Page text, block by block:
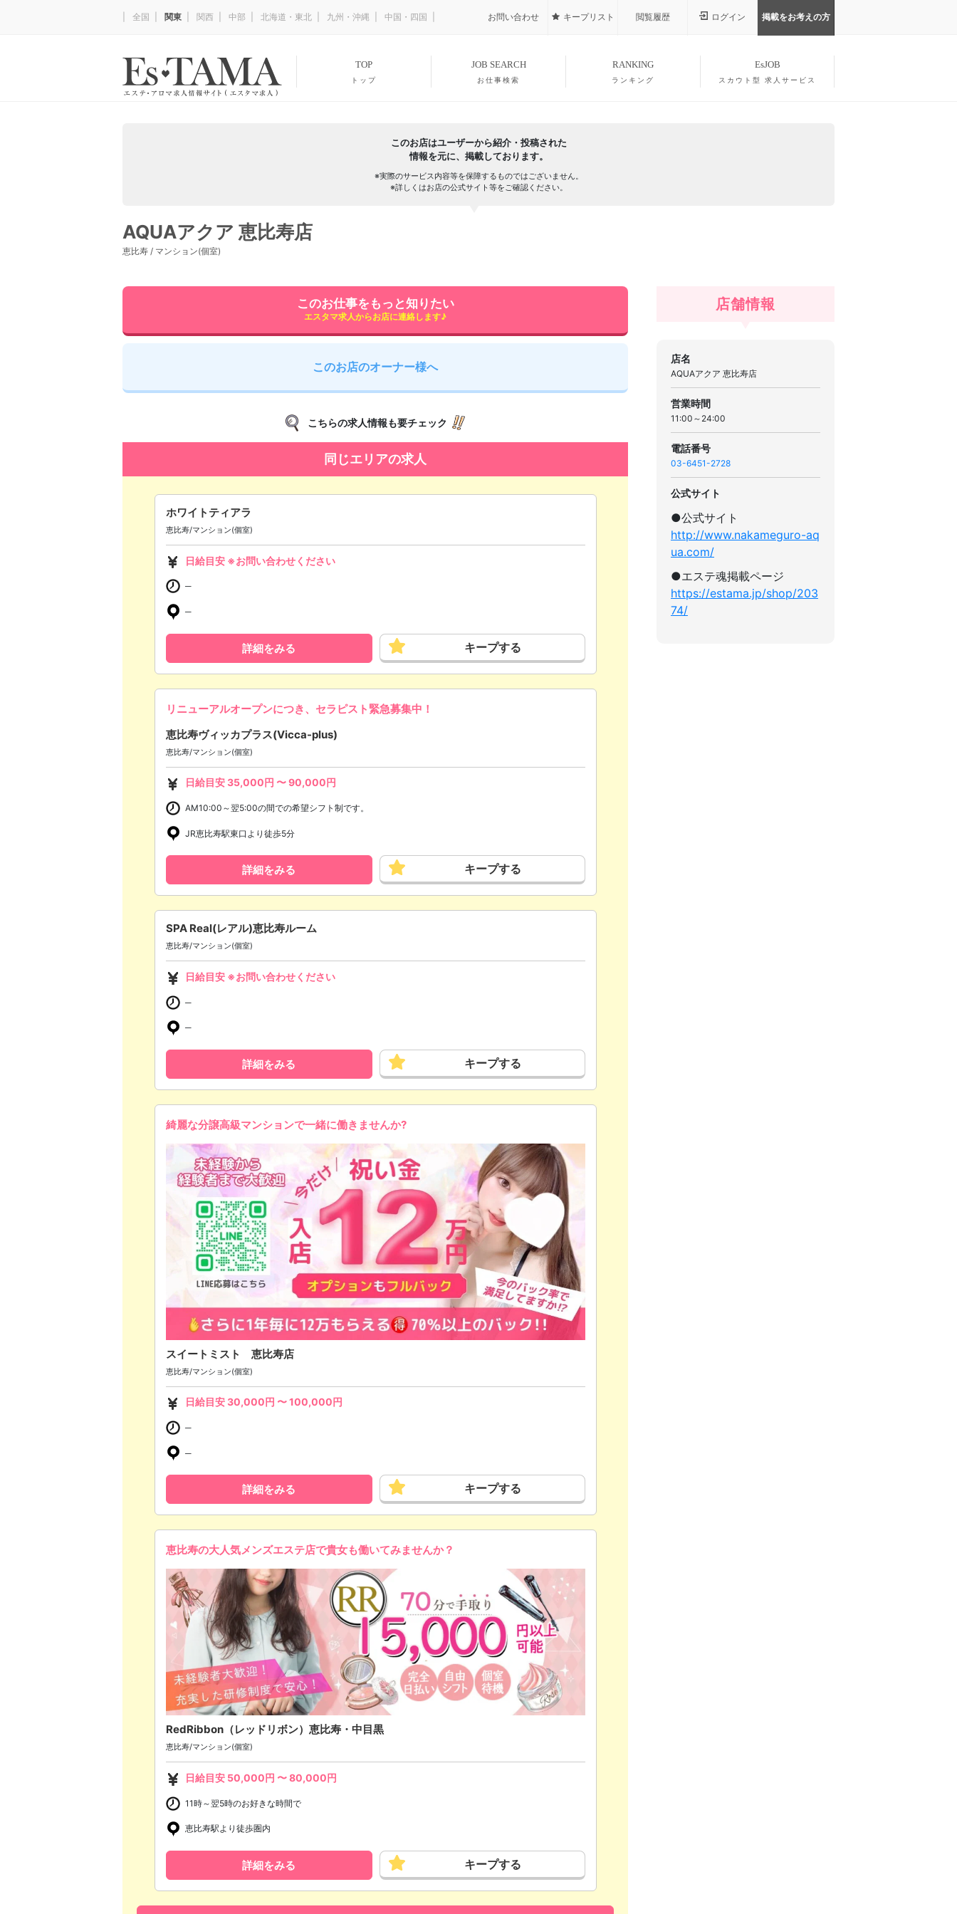
全国 関東 関西 中部 北海道・東北 九州・沖縄 中国・四国 お問い合わせ キープリスト 閲覧履歴 ログイン 掲載をお考えの方
TOP
トップ
JOB SEARCH
お仕事検索
RANKING
ランキング
EsJOB
スカウト型 求人サービス
このお店はユーザーから紹介・投稿された
情報を元に、掲載しております。
※実際のサービス内容等を保障するものではございません。
※詳しくはお店の公式サイト等をご確認ください。
AQUAアクア 恵比寿店
恵比寿 / マンション(個室)
このお仕事をもっと知りたい
エスタマ求人からお店に連絡します♪
このお店のオーナー様へ
店舗情報
店名
AQUAアクア 恵比寿店
営業時間
11:00～24:00
電話番号
03-6451-2728
公式サイト
●公式サイト
http://www.nakameguro-aq
ua.com/
●エステ魂掲載ページ
https://estama.jp/shop/203
74/
こちらの求人情報も要チェック
同じエリアの求人
ホワイトティアラ
恵比寿/マンション(個室)
日給目安 ※お問い合わせください
─
─
詳細をみる キープする
リニューアルオープンにつき、セラピスト緊急募集中！
恵比寿ヴィッカプラス(Vicca-plus)
恵比寿/マンション(個室)
日給目安35,000円 〜90,000円
AM10:00～翌5:00の間での希望シフト制です。
JR恵比寿駅東口より徒歩5分
詳細をみる キープする
SPA Real(レアル)恵比寿ルーム
恵比寿/マンション(個室)
日給目安 ※お問い合わせください
─
─
詳細をみる キープする
綺麗な分譲高級マンションで一緒に働きませんか?
スイートミスト 恵比寿店
恵比寿/マンション(個室)
日給目安30,000円 〜100,000円
─
─
詳細をみる キープする
恵比寿の大人気メンズエステ店で貴女も働いてみませんか？
RedRibbon（レッドリボン）恵比寿・中目黒
恵比寿/マンション(個室)
日給目安 50,000円 〜80,000円
11時～翌5時のお好きな時間で
恵比寿駅より徒歩圏内
詳細をみる キープする